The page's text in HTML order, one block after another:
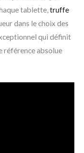
tablette, truffe
dans le choix des
qui définit
référence absolue